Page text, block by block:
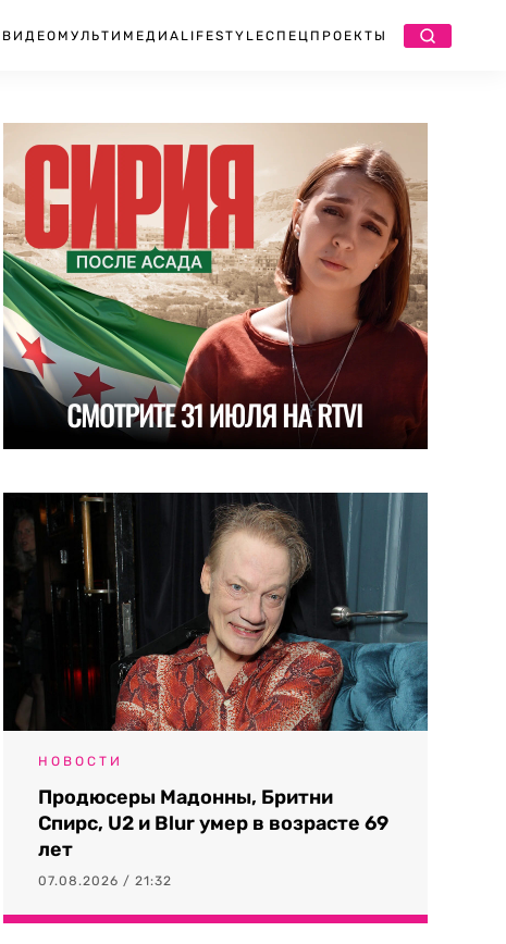
ВИДЕО МУЛЬТИМЕДИА LIFESTYLEСПЕЦПРОЕКТЫ
НОВОСТИ
Продюсеры Мадонны, Бритни
Спирс, U2 и Blur умер в возрасте 69
лет
07.08.2026 / 21:32